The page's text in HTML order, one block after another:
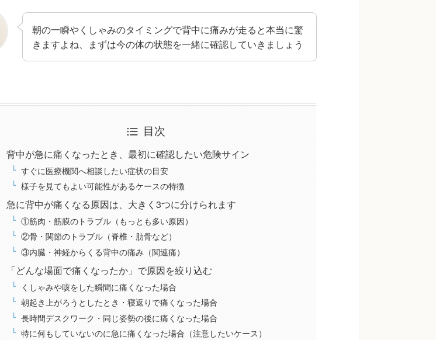
朝の一瞬やくしゃみのタイミングで背中に痛みが走ると本当に驚
きますよね、まずは今の体の状態を一緒に確認していきましょう
目次
背中が急に痛くなったとき、最初に確認したい危険サイン
すぐに医療機関へ相談したい症状の目安
様子を見てもよい可能性があるケースの特徴
急に背中が痛くなる原因は、大きく3つに分けられます
①筋肉・筋膜のトラブル（もっとも多い原因）
②骨・関節のトラブル（脊椎・肋骨など）
③内臓・神経からくる背中の痛み（関連痛）
「どんな場面で痛くなったか」で原因を絞り込む
くしゃみや咳をした瞬間に痛くなった場合
朝起き上がろうとしたとき・寝返りで痛くなった場合
長時間デスクワーク・同じ姿勢の後に痛くなった場合
特に何もしていないのに急に痛くなった場合（注意したいケース）